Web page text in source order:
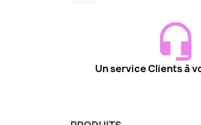
Un service Clients à